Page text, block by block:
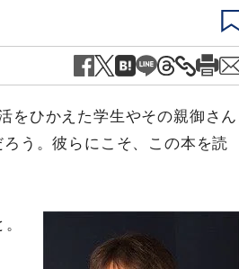
をひかえた学生やその親御さん
う。彼らにこそ、この本を読